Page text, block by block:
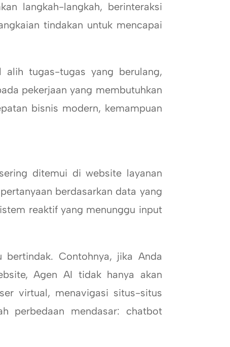
langkah-langkah, berinteraksi
tindakan untuk mencapai
tugas-tugas yang berulang,
pekerjaan yang membutuhkan
bisnis modern, kemampuan
ditemui di website layanan
berdasarkan data yang
reaktif yang menunggu input
Contohnya, jika Anda
Agen AI tidak hanya akan
virtual, menavigasi situs-situs
perbedaan mendasar: chatbot